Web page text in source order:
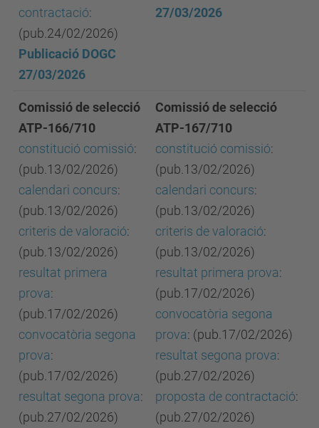
contractació:
(pub.24/02/2026)
Publicació DOGC
27/03/2026
27/03/2026
Comissió de selecció
ATP-166/710
constitució comissió:
(pub.13/02/2026)
calendari concurs:
(pub.13/02/2026)
criteris de valoració:
(pub.13/02/2026)
resultat primera
prova:
(pub.17/02/2026)
convocatòria segona
prova:
(pub.17/02/2026)
resultat segona prova:
(pub.27/02/2026)
Comissió de selecció
ATP-167/710
constitució comissió:
(pub.13/02/2026)
calendari concurs:
(pub.13/02/2026)
criteris de valoració:
(pub.13/02/2026)
resultat primera prova:
(pub.17/02/2026)
convocatòria segona
prova: (pub.17/02/2026)
resultat segona prova:
(pub.27/02/2026)
proposta de contractació:
(pub.27/02/2026)